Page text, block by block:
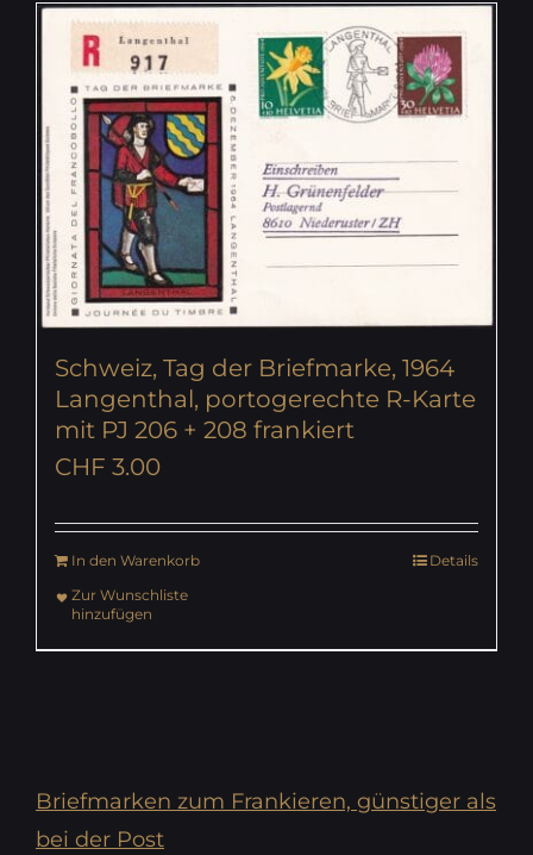
Schweiz, Tag der Briefmarke, 1964
Langenthal, portogerechte R-Karte
mit PJ 206 + 208 frankiert
CHF 3.00
In den Warenkorb
Details
Zur Wunschliste
hinzufügen
Briefmarken zum Frankieren, günstiger als
bei der Post